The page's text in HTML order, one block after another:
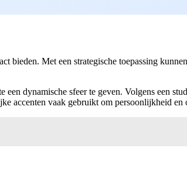
bieden. Met een strategische toepassing
dynamische sfeer te geven. Volgens een
accenten vaak gebruikt om persoonlijkheid